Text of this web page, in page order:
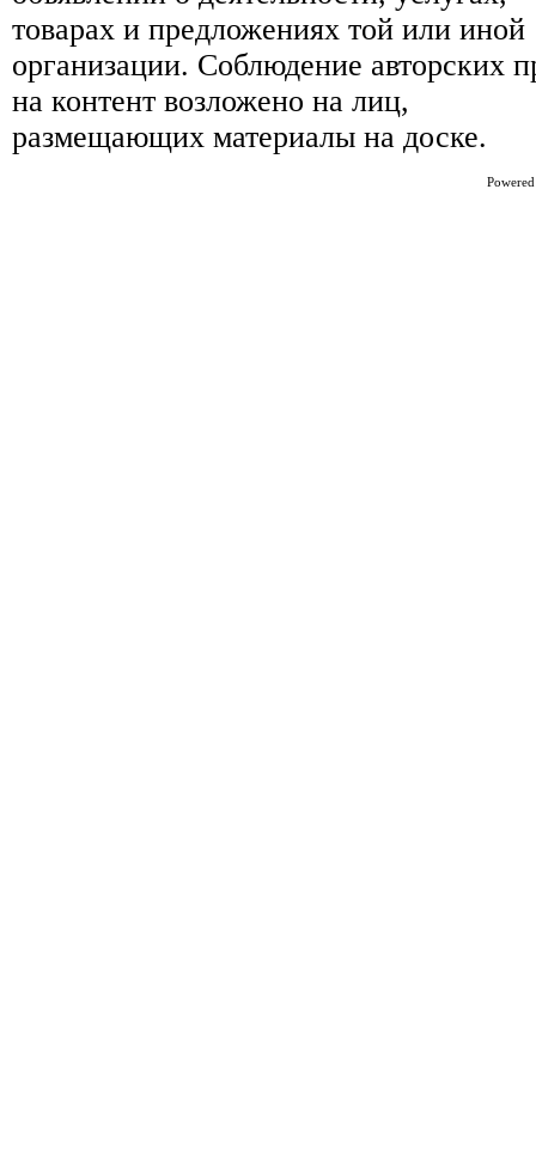
товарах и предложениях той или иной
организации. Соблюдение авторских
на контент возложено на лиц,
размещающих материалы на доске.